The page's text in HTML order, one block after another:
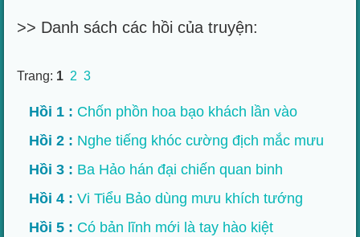
>> Danh sách các hồi của truyện:
Trang: 1 2 3
Hồi 1 : Chốn phồn hoa bạo khách lần vào
Hồi 2 : Nghe tiếng khóc cường địch mắc mưu
Hồi 3 : Ba Hảo hán đại chiến quan binh
Hồi 4 : Vi Tiểu Bảo dùng mưu khích tướng
Hồi 5 : Có bản lĩnh mới là tay hào kiệt